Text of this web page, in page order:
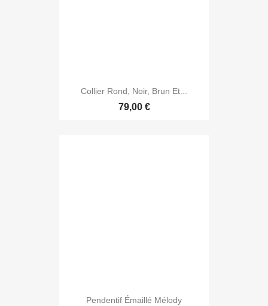
Collier Rond, Noir, Brun Et...
79,00 €
Pendentif Émaillé Mélody